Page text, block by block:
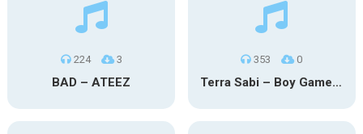
224 3
BAD – ATEEZ
353 0
Terra Sabi – Boy Game X Marcia Cruz